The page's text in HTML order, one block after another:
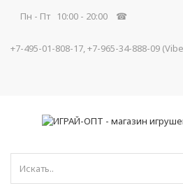
Пн - Пт 10:00 - 20:00 ☎
+7-495-01-808-17, +7-965-34-888-09